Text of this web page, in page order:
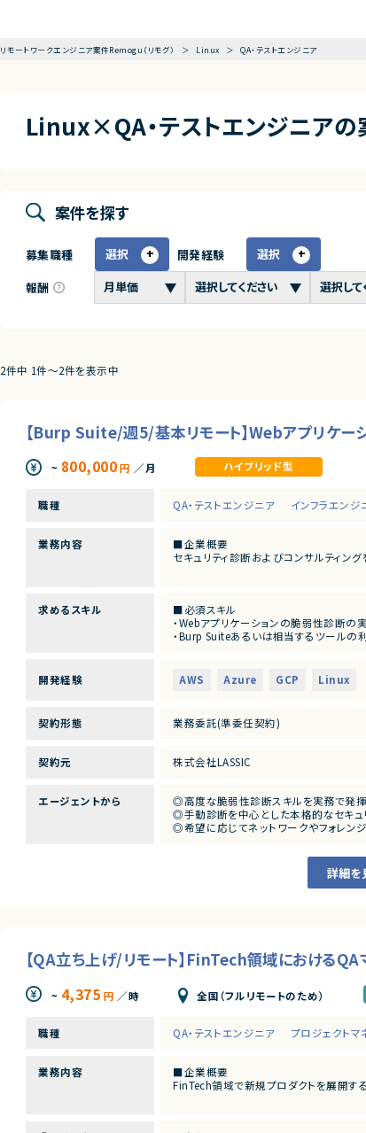
リモートワークエンジニア案件Remogu（リモグ） Linux QA・テストエンジニア
Linux×QA・テストエンジニアの
案件を探す
募集職種 選択 開発経験
選択
報酬
2件中 1件〜2件を表示中
【Burp Suite/週5/基本リモート】Webアプリケー
~ 800,000円 ／月 ハイブリッド型
職種 QA・テストエンジニア インフラエンジ
業務内容
■企業概要
セキュリティ診断およびコンサルティン
■業務内容
・Webアプリケーションに対する脆弱性
・診断結果のレポーティングおよび顧客
※ご経験・ご志向に応じて、以下業務へ
・ネットワーク診断、SOC業務
・クラウド／モバイル領域のセキュリティ
求めるスキル
■必須スキル
・Webアプリケーションの脆弱性診断の
・Burp Suiteあるいは相当するツールの
・ビジネスロジックバグの発見（不正なフ
・Burp Repeater/Intruder/Extenderを用
・診断プロセスや結果を分かりやすく説
■尚可スキル
・ネットワーク診断
・クローリング経験
・スマホ診断経験
・クラウド診断経験
・デジタルフォレンジック経験
開発経験 AWS Azure GCP Linux
契約形態 業務委託(準委任契約)
契約元 株式会社LASSIC
エージェントから
◎高度な脆弱性診断スキルを実務で発揮
◎手動診断を中心とした本格的なセキュ
◎希望に応じてネットワークやフォレン
◎顧客対応も含めた上流寄りの経験を積
詳細を
【QA立ち上げ/リモート】FinTech領域における
~ 4,375 円 ／時 全国（フルリモートのため）
職種 QA・テストエンジニア プロジェクトマ
業務内容
■企業概要
FinTech領域で新規プロダクトを展開す